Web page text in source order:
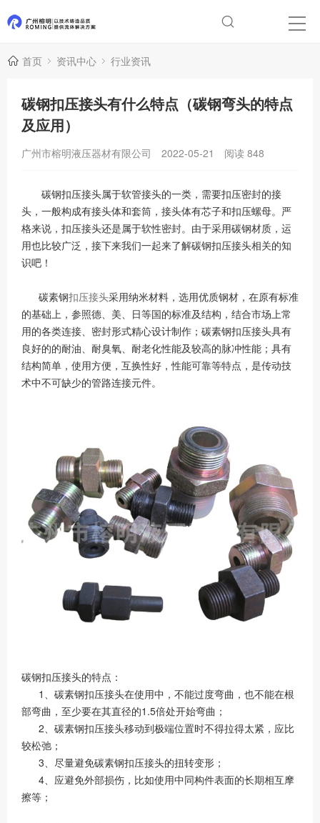
首页 资讯中心 行业资讯
碳钢扣压接头有什么特点（碳钢弯头的特点
及应用）
广州市榕明液压器材有限公司 2022-05-21 阅读 848
碳钢扣压接头属于软管接头的一类，需要扣压密封的接
头，一般构成有接头体和套筒，接头体有芯子和扣压螺母。严
格来说，扣压接头还是属于软性密封。由于采用碳钢材质，运
用也比较广泛，接下来我们一起来了解碳钢扣压接头相关的知
识吧！
碳素钢扣压接头采用纳米材料，选用优质钢材，在原有标准
的基础上，参照德、美、日等国的标准及结构，结合市场上常
用的各类连接、密封形式精心设计制作；碳素钢扣压接头具有
良好的的耐油、耐臭氧、耐老化性能及较高的脉冲性能；具有
结构简单，使用方便，互换性好，性能可靠等特点，是传动技
术中不可缺少的管路连接元件。
碳钢扣压接头的特点：
1、碳素钢扣压接头在使用中，不能过度弯曲，也不能在根
部弯曲，至少要在其直径的1.5倍处开始弯曲；
2、碳素钢扣压接头移动到极端位置时不得拉得太紧，应比
较松弛；
3、尽量避免碳素钢扣压接头的扭转变形；
4、应避免外部损伤，比如使用中同构件表面的长期相互摩
擦等；